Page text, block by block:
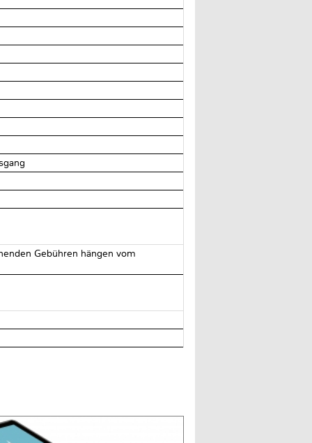
Gebühren hängen vom